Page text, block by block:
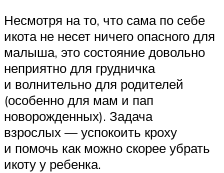
Несмотря на то, что сама по себе
икота не несет ничего опасного для
малыша, это состояние довольно
неприятно для грудничка
и волнительно для родителей
(особенно для мам и пап
новорожденных). Задача
взрослых — успокоить кроху
и помочь как можно скорее убрать
икоту у ребенка.